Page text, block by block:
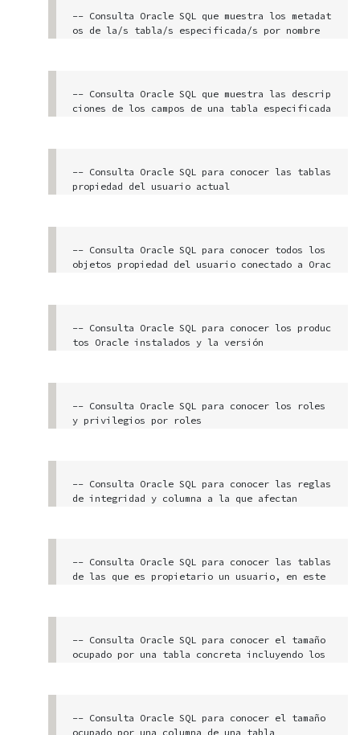
buscar información sobre objetos a los que el
usuario tiene acceso
-- Consulta Oracle SQL que muestra los metadat
os de la/s tabla/s especificada/s por nombre
select * from ALL_ALL_TABLES where upper(table
_name) like '%XXX%'
-- Consulta Oracle SQL que muestra las descrip
ciones de los campos de una tabla especificada
select * from ALL_COL_COMMENTS where upper(tab
le_name) like '%XXX%'
-- Consulta Oracle SQL para conocer las tablas
propiedad del usuario actual
-- Consulta Oracle SQL para conocer todos los
objetos propiedad del usuario conectado a Orac
-- Consulta Oracle SQL para conocer los produc
tos Oracle instalados y la versión
-- Consulta Oracle SQL para conocer los roles
y privilegios por roles
-- Consulta Oracle SQL para conocer las reglas
de integridad y columna a la que afectan
-- Consulta Oracle SQL para conocer las tablas
de las que es propietario un usuario, en este
nonyms where table_owner like '%xxx%'
-- Consulta Oracle SQL como la anterior, pero
-- Consulta Oracle SQL para conocer el tamaño
ocupado por una tabla concreta incluyendo los
B from user_segments
where segment_type in ('TABLE','INDEX') and
-- Consulta Oracle SQL para conocer el tamaño
ocupado por una columna de una tabla